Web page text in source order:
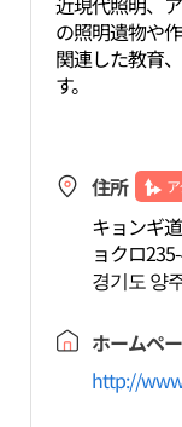
の照明遺物や
関連した教育
す。
住所
キョンギ
ョクロ
경기도 양
ホームペ
http://